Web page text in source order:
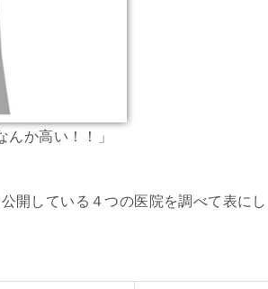
んか高い！！」
開している４つの医院を調べて表にし